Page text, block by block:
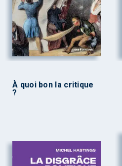
À quoi bon la critique
?